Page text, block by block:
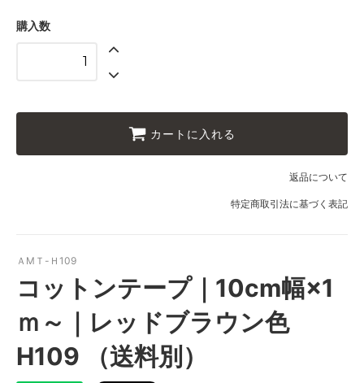
購入数
カートに入れる
返品について
特定商取引法に基づく表記
ＡMＴ-Ｈ109
コットンテープ｜10cm幅×1
ｍ～｜レッドブラウン色
H109 （送料別）